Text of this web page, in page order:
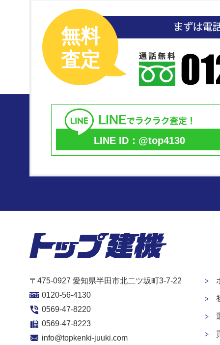
無料
査定
LINE ID：@top4130
〒475-0927 愛知県半田市北二ツ坂町3-7-22
0120-56-4130
0569-47-8220
0569-47-8223
info@topkenki-juuki.com